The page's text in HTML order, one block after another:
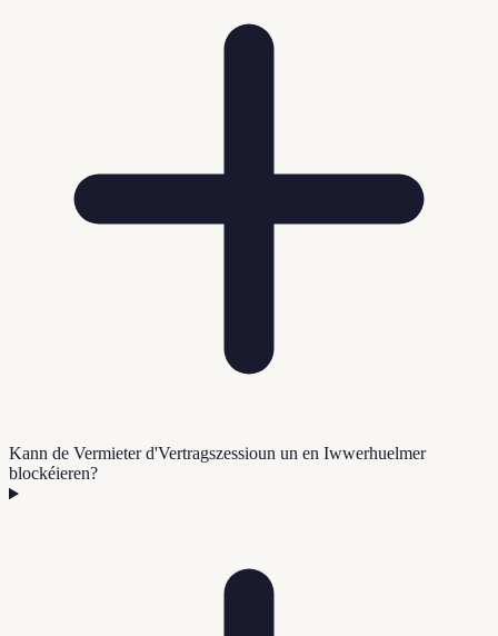
Kann de Vermieter d'Vertragszessioun un en Iwwerhuelmer
blockéieren?